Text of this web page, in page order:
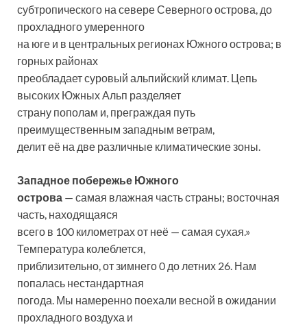
субтропического на севере Северного острова, до
прохладного умеренного
на юге и в центральных регионах Южного острова; в
горных районах
преобладает суровый альпийский климат. Цепь
высоких Южных Альп разделяет
страну пополам и, преграждая путь
преимущественным западным ветрам,
делит её на две различные климатические зоны.
Западное побережье Южного
острова — самая влажная часть страны; восточная
часть, находящаяся
всего в 100 километрах от неё — самая сухая.»
Температура колеблется,
приблизительно, от зимнего 0 до летних 26. Нам
попалась нестандартная
погода. Мы намеренно поехали весной в ожидании
прохладного воздуха и